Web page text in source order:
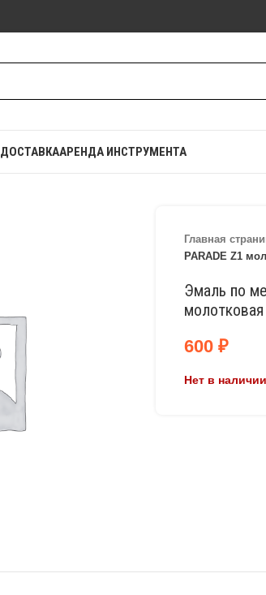
ДОСТАВКААРЕНДА ИНСТРУМЕНТА
Главная
PARADE Z1
Эмаль по
600 ₽
Нет в наличии